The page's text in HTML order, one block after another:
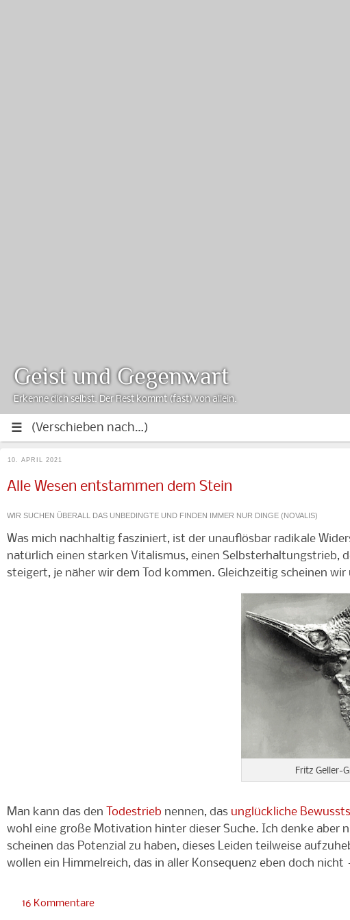
Geist und Gegenwart
Erkenne dich selbst. Der Rest kommt (fast) von allein.
10. APRIL 2021
Alle Wesen entstammen dem Stein
WIR SUCHEN ÜBERALL DAS UNBEDINGTE UND FINDEN IMMER NUR DINGE (NOVALIS)
Was mich nachhaltig fasziniert, ist der unauflösbar radikale
natürlich einen starken Vitalismus, einen Selbsterhaltungstrieb,
steigert, je näher wir dem Tod kommen. Gleichzeitig scheinen
Fritz Geller-
Man kann das den Todestrieb nennen, das unglückliche
wohl eine große Motivation hinter dieser Suche. Ich denke aber
scheinen das Potenzial zu haben, dieses Leiden teilweise
wollen ein Himmelreich, das in aller Konsequenz eben doch
16 Kommentare